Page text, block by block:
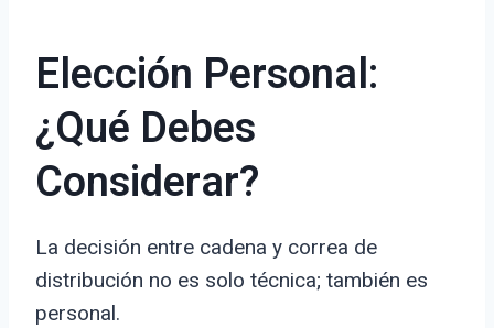
Elección Personal:
¿Qué Debes
Considerar?
La decisión entre cadena y correa de
distribución no es solo técnica; también es
personal.